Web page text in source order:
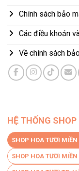
Chính sách bảo
Các điều khoản
Về chính sách
HỆ THỐNG
SHOP HOA TƯƠI
SHOP HOA TƯƠI